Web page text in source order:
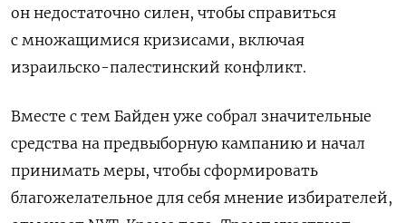
он недостаточно силен, чтобы справиться
с множащимися кризисами, включая
израильско-палестинский конфликт.
Вместе с тем Байден уже собрал значительные
средства на предвыборную кампанию и начал
принимать меры, чтобы сформировать
благожелательное для себя мнение избирателей,